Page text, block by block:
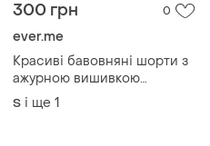
300 грн 0
ever.me
Красиві бавовняні шорти з
ажурною вишивкою
ришельє (прошва) у
яскравому волошковому
S і ще 1